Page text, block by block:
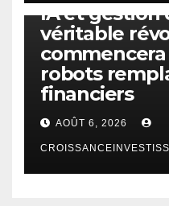
IA et gestion
véritable
robots
financiers
AOÛT 6, 2026